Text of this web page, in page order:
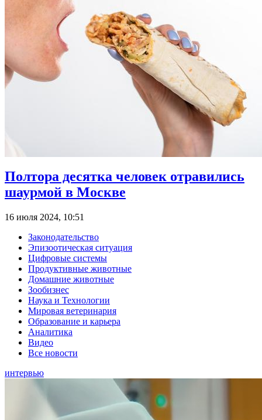
Полтора десятка человек отравились
шаурмой в Москве
16 июля 2024, 10:51
Законодательство
Эпизоотическая ситуация
Цифровые системы
Продуктивные животные
Домашние животные
Зообизнес
Наука и Технологии
Мировая ветеринария
Образование и карьера
Аналитика
Видео
Все новости
интервью